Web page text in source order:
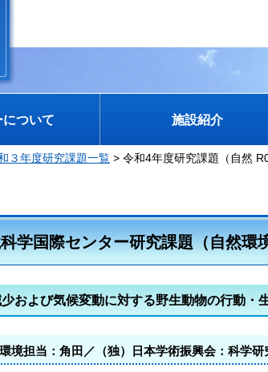
について 施設紹介
３年度研究課題一覧 > 令和4年度研究課題（自然
学国際センター研究課題（自然環
少および気候変動に対する野生動物の行動・
環境担当：角田／（独）日本学術振興会：科学